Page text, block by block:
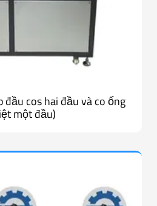
đầu cos hai đầu và co ống
một đầu)